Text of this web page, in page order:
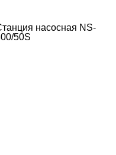
насосная NS-
50S